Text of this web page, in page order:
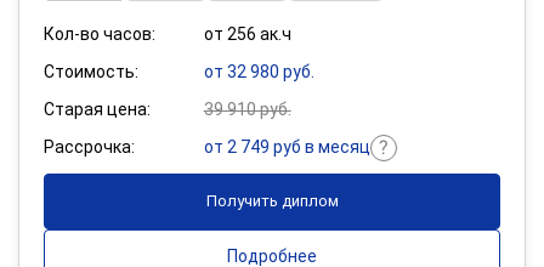
Кол-во часов:
от 256 ак.ч
Стоимость:
от 32 980 руб.
Старая цена:
39 910 руб.
Рассрочка:
от 2 749 руб в месяц
Получить диплом
Подробнее